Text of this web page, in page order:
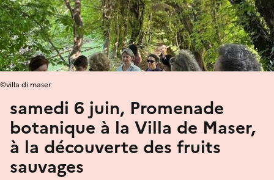
samedi 6 juin, Promenade
botanique à la Villa de Maser,
à la découverte des fruits
sauvages
©villa di maser